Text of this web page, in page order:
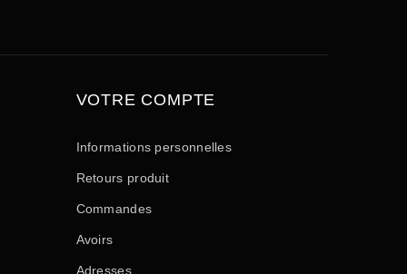
VOTRE COMPTE
Informations personnelles
Retours produit
Commandes
Avoirs
Adresses